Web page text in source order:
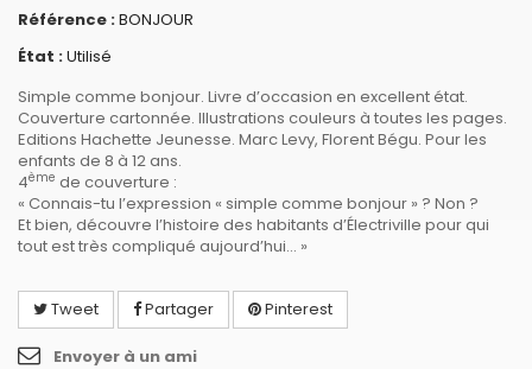
Référence :BONJOUR
État :Utilisé
Simple comme bonjour. Livre d’occasion en excellent état.
Couverture cartonnée. Illustrations couleurs à toutes les pages.
Editions Hachette Jeunesse. Marc Levy, Florent Bégu. Pour les
enfants de 8 à 12 ans.
4ème de couverture :
« Connais-tu l’expression « simple comme bonjour » ? Non ?
Et bien, découvre l’histoire des habitants d’Électriville pour qui
tout est très compliqué aujourd’hui... »
Tweet Partager Pinterest
Envoyer à un ami